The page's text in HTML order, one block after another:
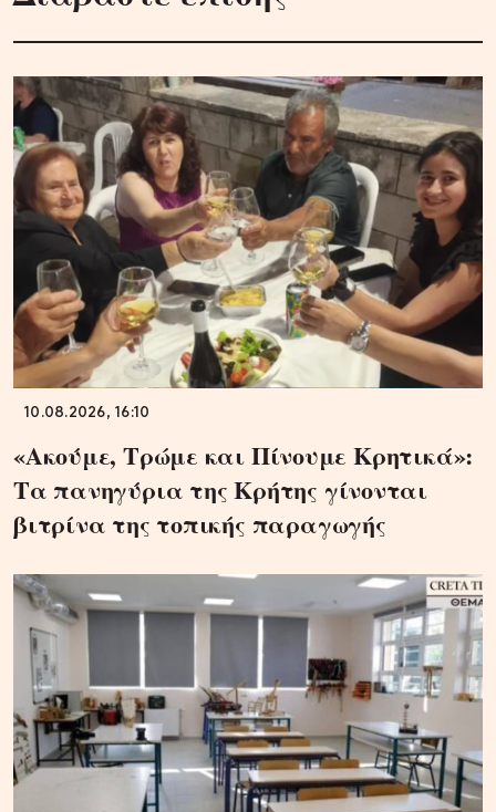
10.08.2026, 16:10
«Ακούμε, Τρώμε και Πίνουμε Κρητικά»:
Τα πανηγύρια της Κρήτης γίνονται
βιτρίνα της τοπικής παραγωγής